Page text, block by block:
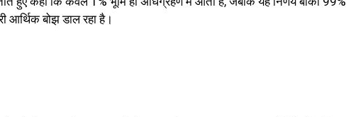
बोझ डाल रहा है।